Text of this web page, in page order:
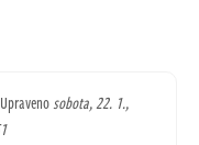
Upravenosobota, 22. 1.,